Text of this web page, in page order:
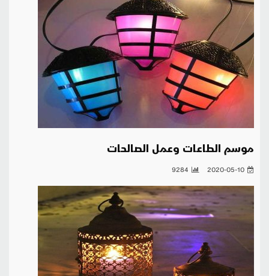
موسم الطاعات وعمل الصالحات
2020-05-10
9284